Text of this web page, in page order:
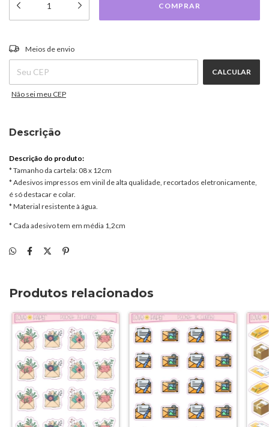
Entregas para o CEP:
Meios de envio
CALCULAR
Não sei meu CEP
Descrição
Descrição do produto:
* Tamanho da cartela: 08 x 12cm
* Adesivos impressos em vinil de alta qualidade, recortados eletronicamente,
é só destacar e colar.
* Material resistente à água.
* Cada adesivo tem em média 1,2cm
Produtos relacionados